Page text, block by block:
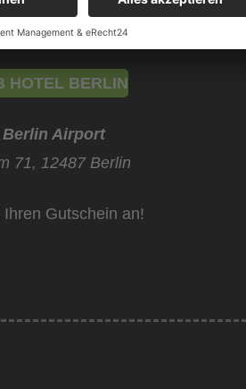
im IBB Blue Hotel Berlin Airport!
HOTEL BERLIN
Airport
71, 12487 Berlin
Gutschein an!